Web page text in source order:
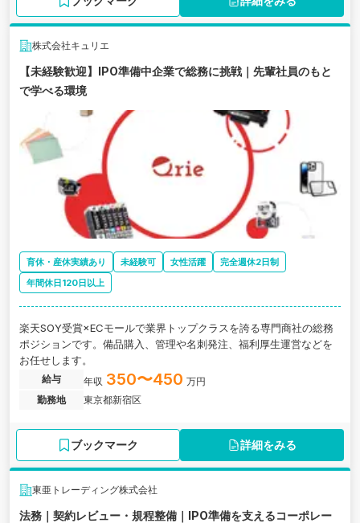
株式会社キュリエ
【未経験歓迎】IPO準備中企業で総務に挑戦｜先輩社員のもと
で学べる環境
育休・産休実績あり 未経験可 女性活躍
完全週休2日制
年間休日120日以上
楽天SOY受賞×ECモールで業界トップクラスを誇る専門商社の総務
ポジションです。備品購入、管理や名刺発注、福利厚生運営などを
お任せします。
給与 年収 350〜450 万円
勤務地
東京都新宿区
ブックマーク 詳細をみる
東亜トレーディング株式会社
法務｜契約レビュー・規程整備｜IPO準備を支えるコーポレー